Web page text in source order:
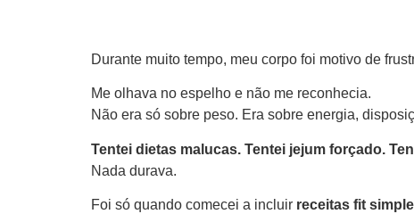
Durante muito tempo, meu corpo foi motivo de
Me olhava no espelho e não me reconhecia.
Não era só sobre peso. Era sobre energia,
Tentei dietas malucas. Tentei jejum forçado.
Nada durava.
Foi só quando comecei a incluir receitas fit